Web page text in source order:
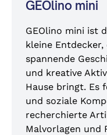
GEOlino mini
GEOlino mini ist
kleine Entdecker,
spannende
und kreative
Hause bringt. Es
und soziale
recherchierte
Malvorlagen und